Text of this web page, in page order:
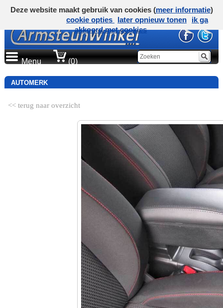
Menu (0)
AUTOMERK
<< terug naar overzicht
Deze website maakt gebruik van cookies (meer informatie)
cookie opties
later opnieuw tonen
ik ga
akkoord met cookies